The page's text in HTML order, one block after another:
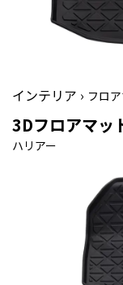
インテリア › フロ
3Dフロアマッ
ハリアー